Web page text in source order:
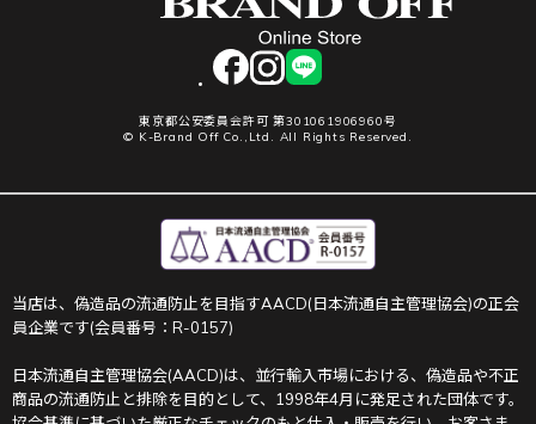
facebookinstagram
LINE
東京都公安委員会許可 第301061906960号
© K-Brand Off Co.,Ltd. All Rights Reserved.
当店は、偽造品の流通防止を目指すAACD(日本流通自主管理協会)の正会
員企業です(会員番号：R-0157)
日本流通自主管理協会(AACD)は、並行輸入市場における、偽造品や不正
商品の流通防止と排除を目的として、1998年4月に発足された団体です。